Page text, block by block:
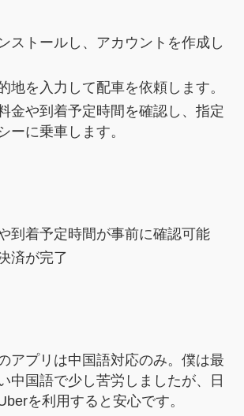
ストールし、アカウントを作成し
地を入力して配車を依頼します。
金や到着予定時間を確認し、指定
ーに乗車します。
到着予定時間が事前に確認可能
済が完了
アプリは中国語対応のみ。僕は最
中国語で少し苦労しましたが、日
を利用すると安心です。